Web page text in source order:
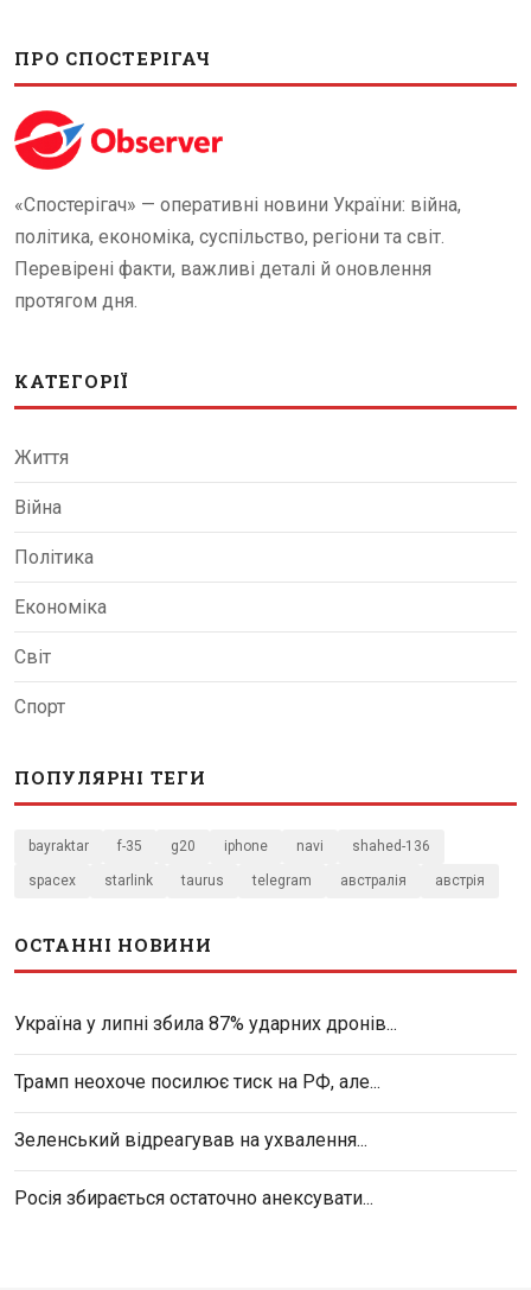
ПРО СПОСТЕРІГАЧ
«Спостерігач» — оперативні новини України: війна,
політика, економіка, суспільство, регіони та світ.
Перевірені факти, важливі деталі й оновлення
протягом дня.
КАТЕГОРІЇ
Життя
Війна
Політика
Економіка
Світ
Спорт
ПОПУЛЯРНІ ТЕГИ
bayraktar f-35 g20 iphone navi shahed-136
spacex starlink taurus telegram австралія австрія
ОСТАННІ НОВИНИ
Україна у липні збила 87% ударних дронів...
Трамп неохоче посилює тиск на РФ, але...
Зеленський відреагував на ухвалення...
Росія збирається остаточно анексувати...